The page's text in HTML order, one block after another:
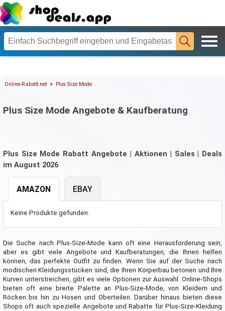
Online-Rabatt.net » Plus Size Mode
Plus Size Mode Angebote & Kaufberatung
Plus Size Mode Rabatt Angebote | Aktionen | Sales | Deals
im August 2026
AMAZON
Keine Produkte gefunden.
EBAY
Die Suche nach Plus-Size-Mode kann oft eine Herausforderung sein,
aber es gibt viele Angebote und Kaufberatungen, die Ihnen helfen
können, das perfekte Outfit zu finden. Wenn Sie auf der Suche nach
modischen Kleidungsstücken sind, die Ihren Körperbau betonen und Ihre
Kurven unterstreichen, gibt es viele Optionen zur Auswahl. Online-Shops
bieten oft eine breite Palette an Plus-Size-Mode, von Kleidern und
Röcken bis hin zu Hosen und Oberteilen. Darüber hinaus bieten diese
Shops oft auch spezielle Angebote und Rabatte für Plus-Size-Kleidung